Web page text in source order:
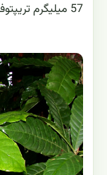
57 میلیگرم تریپتوفان در هر گرم نیتروژن است.